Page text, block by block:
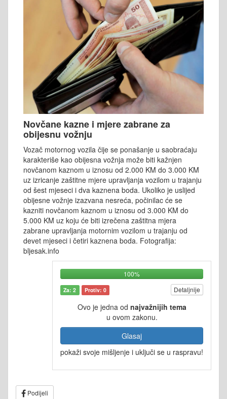
Novčane kazne i mjere zabrane za
obijesnu vožnju
Vozač motornog vozila čije se ponašanje u saobraćaju
karakteriše kao obijesna vožnja može biti kažnjen
novčanom kaznom u iznosu od 2.000 KM do 3.000 KM
uz izricanje zaštitne mjere upravljanja vozilom u trajanju
od šest mjeseci i dva kaznena boda. Ukoliko je uslijed
obijesne vožnje izazvana nesreća, počinilac će se
kazniti novčanom kaznom u iznosu od 3.000 KM do
5.000 KM uz koju će biti izrečena zaštitna mjera
zabrane upravljanja motornim vozilom u trajanju od
devet mjeseci i četiri kaznena boda. Fotografija:
bljesak.info
100%
Za: 2 Protiv: 0 Detaljnije
Ovo je jedna od najvažnijih tema
u ovom zakonu.
Glasaj
pokaži svoje mišljenje i uključi se u raspravu!
Podijeli